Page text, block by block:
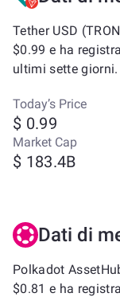
Tether USD
$0.99 e ha
ultimi sette giorni.
Today’s Price
$ 0.99
Market Cap
$ 183.4B
Dati di
Polkadot
$0.81 e ha